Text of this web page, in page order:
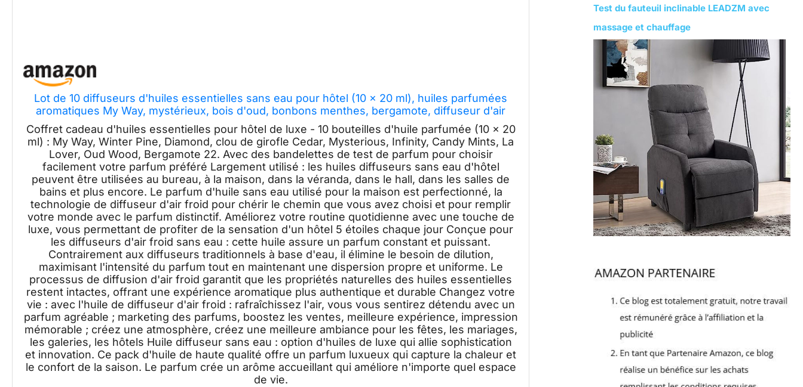
Lot de 10 diffuseurs d'huiles essentielles sans eau pour hôtel (10 x 20 ml), huiles parfumées
aromatiques My Way, mystérieux, bois d'oud, bonbons menthes, bergamote, diffuseur d'air
froid pour
Coffret cadeau d'huiles essentielles pour hôtel de luxe - 10 bouteilles d'huile parfumée (10 x 20
ml) : My Way, Winter Pine, Diamond, clou de girofle Cedar, Mysterious, Infinity, Candy Mints, La
Lover, Oud Wood, Bergamote 22. Avec des bandelettes de test de parfum pour choisir
facilement votre parfum préféré Largement utilisé : les huiles diffuseurs sans eau d'hôtel
peuvent être utilisées au bureau, à la maison, dans la véranda, dans le hall, dans les salles de
bains et plus encore. Le parfum d'huile sans eau utilisé pour la maison est perfectionné, la
technologie de diffuseur d'air froid pour chérir le chemin que vous avez choisi et pour remplir
votre monde avec le parfum distinctif. Améliorez votre routine quotidienne avec une touche de
luxe, vous permettant de profiter de la sensation d'un hôtel 5 étoiles chaque jour Conçue pour
les diffuseurs d'air froid sans eau : cette huile assure un parfum constant et puissant.
Contrairement aux diffuseurs traditionnels à base d'eau, il élimine le besoin de dilution,
maximisant l'intensité du parfum tout en maintenant une dispersion propre et uniforme. Le
processus de diffusion d'air froid garantit que les propriétés naturelles des huiles essentielles
restent intactes, offrant une expérience aromatique plus authentique et durable Changez votre
vie : avec l'huile de diffuseur d'air froid : rafraîchissez l'air, vous vous sentirez détendu avec un
parfum agréable ; marketing des parfums, boostez les ventes, meilleure expérience, impression
mémorable ; créez une atmosphère, créez une meilleure ambiance pour les fêtes, les mariages,
les galeries, les hôtels Huile diffuseur sans eau : option d'huiles de luxe qui allie sophistication
et innovation. Ce pack d'huile de haute qualité offre un parfum luxueux qui capture la chaleur et
le confort de la saison. Le parfum crée un arôme accueillant qui améliore n'importe quel espace
de vie.
Test du fauteuil inclinable LEADZM avec
massage et chauffage